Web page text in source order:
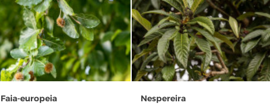
Faia-europeia Nespereira